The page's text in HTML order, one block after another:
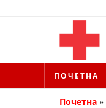
ПОЧЕТНА
Почетна »